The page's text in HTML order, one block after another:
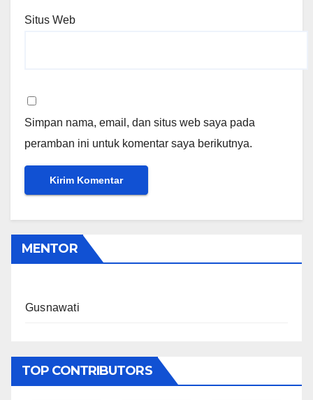
Situs Web
Simpan nama, email, dan situs web saya pada
peramban ini untuk komentar saya berikutnya.
MENTOR
Gusnawati
TOP CONTRIBUTORS